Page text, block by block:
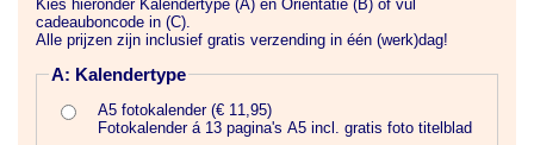
Kies hieronder Kalendertype (A) en Oriëntatie (B) of vul
cadeauboncode in (C).
Alle prijzen zijn inclusief gratis verzending in één (werk)dag!
A: Kalendertype
A5 fotokalender (€ 11,95)
Fotokalender á 13 pagina's A5 incl. gratis foto titelblad